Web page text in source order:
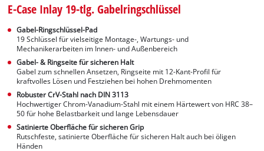
E-Case Inlay 19-tlg. Gabelringschlüssel
Gabel-Ringschlüssel-Pad
19 Schlüssel für vielseitige Montage-, Wartungs- und
Mechanikerarbeiten im Innen- und Außenbereich
Gabel- & Ringseite für sicheren Halt
Gabel zum schnellen Ansetzen, Ringseite mit 12-Kant-Profil für
kraftvolles Lösen und Festziehen bei hohen Drehmomenten
Robuster CrV-Stahl nach DIN 3113
Hochwertiger Chrom-Vanadium-Stahl mit einem Härtewert von HRC 38–
50 für hohe Belastbarkeit und lange Lebensdauer
Satinierte Oberfläche für sicheren Grip
Rutschfeste, satinierte Oberfläche für sicheren Halt auch bei öligen
Händen